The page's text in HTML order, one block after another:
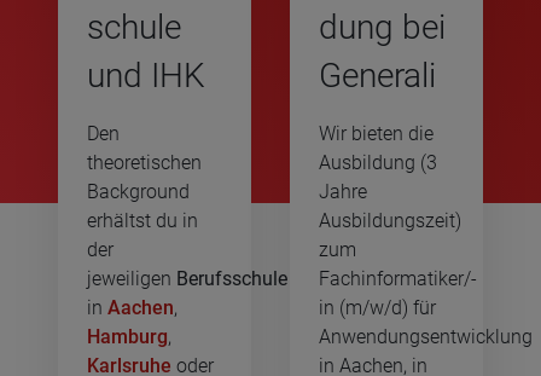
schule
und IHK
Den
theoretischen
Background
erhältst du in
der
jeweiligen Berufsschule
in Aachen,
Hamburg,
Karlsruhe oder
dung bei
Gene­rali
Wir bieten die
Ausbildung (3
Jahre
Ausbildungszeit)
zum
Fachinformatiker/-
in (m/w/d) für
Anwendungsentwicklung
in Aachen, in